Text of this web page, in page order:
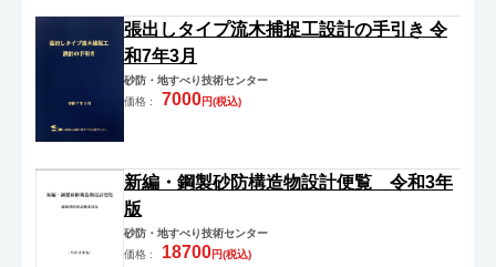
張出しタイプ流木捕捉工設計の手引き 令
和7年3月
砂防・地すべり技術センター
価格 :
7000円(税込)
新編・鋼製砂防構造物設計便覧 令和3年
版
砂防・地すべり技術センター
価格 :
18700円(税込)